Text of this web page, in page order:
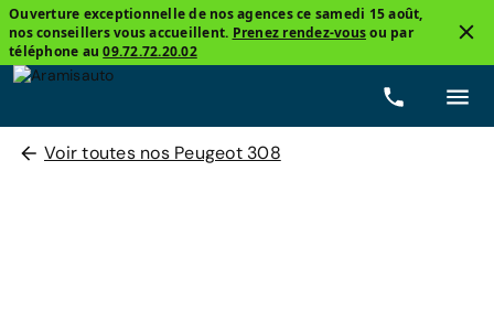
Ouverture exceptionnelle de nos agences ce samedi 15 août,
nos conseillers vous accueillent. Prenez rendez-vousou par
téléphone au09.72.72.20.02
Voir toutes nos Peugeot 308